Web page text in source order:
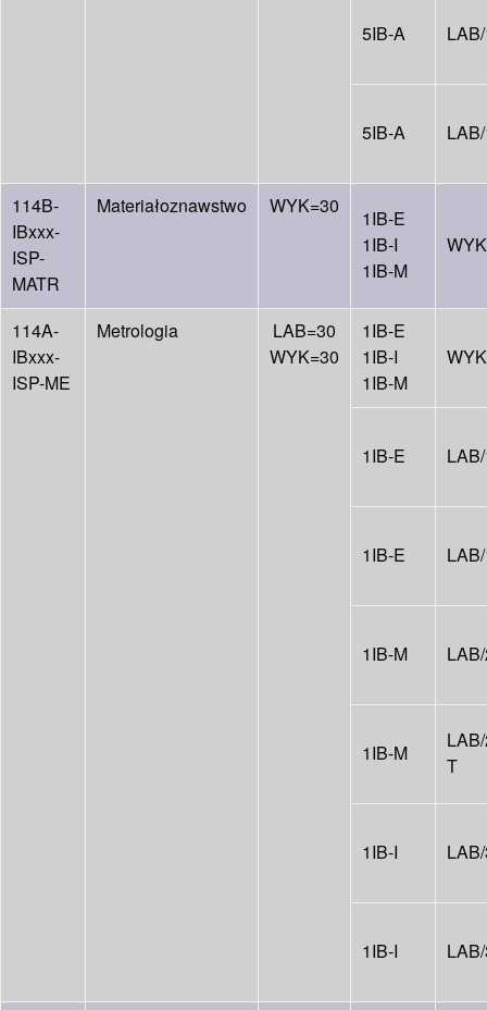
5IB-A
5IB-A
114B-
IBxxx-
ISP-
MATR
Materiałoznawstwo WYK=30
1IB-E
1IB-I
1IB-M
114A-
IBxxx-
ISP-ME
Metrologia
LAB=30
WYK=30
1IB-E
1IB-I
1IB-M
1IB-E
1IB-E
1IB-M
1IB-M
T
1IB-I
1IB-I